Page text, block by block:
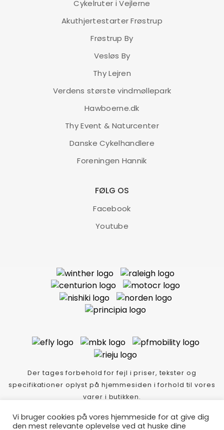
Cykelruter i Vejlerne
Akuthjertestarter Frøstrup
Frøstrup By
Vesløs By
Thy Lejren
Verdens største vindmøllepark
Hawboerne.dk
Thy Event & Naturcenter
Danske Cykelhandlere
Foreningen Hannik
FØLG OS
Facebook
Youtube
Der tages forbehold for fejl i priser, tekster og
specifikationer oplyst på hjemmesiden i forhold til vores
varer i butikken.
Lindskog/event/kommunikation/m: 40282340-
Vi bruger cookies på vores hjemmeside for at give dig
den mest relevante oplevelse ved at huske dine